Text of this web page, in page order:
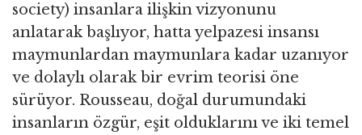
society) insanlara ilişkin vizyonunu
anlatarak başlıyor, hatta yelpazesi insansı
maymunlardan maymunlara kadar uzanıyor
ve dolaylı olarak bir evrim teorisi öne
sürüyor. Rousseau, doğal durumundaki
insanların özgür, eşit olduklarını ve iki temel